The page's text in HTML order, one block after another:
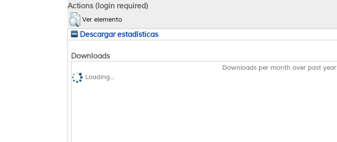
Actions (login required)
Ver elemento
Descargar estadísticas
Downloads
Downloads per month over past year
Loading...